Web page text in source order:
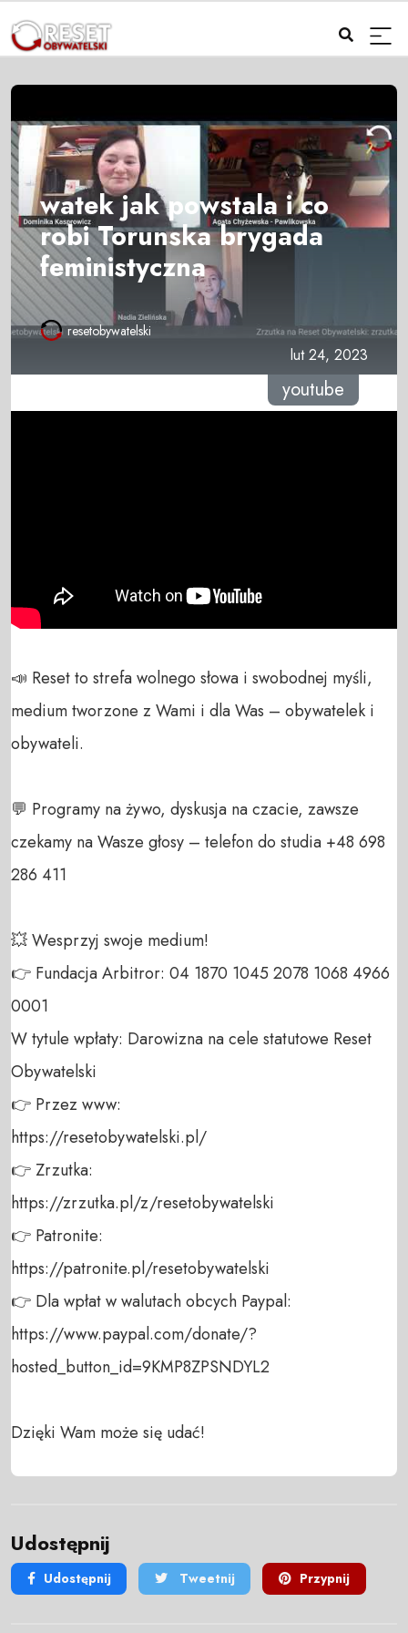
watek jak powstala i co
robi Torunska brygada
feministyczna
resetobywatelski
lut 24, 2023
youtube
📣 Reset to strefa wolnego słowa i swobodnej myśli,
medium tworzone z Wami i dla Was – obywatelek i
obywateli.
💬 Programy na żywo, dyskusja na czacie, zawsze
czekamy na Wasze głosy – telefon do studia +48 698
286 411
💥 Wesprzyj swoje medium!
👉 Fundacja Arbitror: 04 1870 1045 2078 1068 4966
0001
W tytule wpłaty: Darowizna na cele statutowe Reset
Obywatelski
👉 Przez www:
https://resetobywatelski.pl/
👉 Zrzutka:
https://zrzutka.pl/z/resetobywatelski
👉 Patronite:
https://patronite.pl/resetobywatelski
👉 Dla wpłat w walutach obcych Paypal:
https://www.paypal.com/donate/?
hosted_button_id=9KMP8ZPSNDYL2
Dzięki Wam może się udać!
Udostępnij
Udostępnij Tweetnij Przypnij